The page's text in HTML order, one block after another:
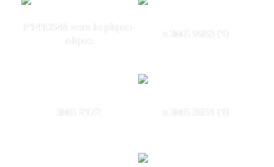
P1410548 vers le pique-
nique
s IMG 9953 (1)
IMG 2172 s IMG 3931 (1)